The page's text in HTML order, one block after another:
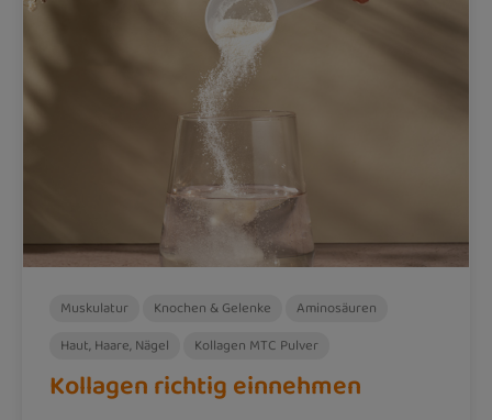
Muskulatur Knochen & Gelenke
Aminosäuren
Haut, Haare, Nägel
Kollagen MTC Pulver
Kollagen richtig einnehmen